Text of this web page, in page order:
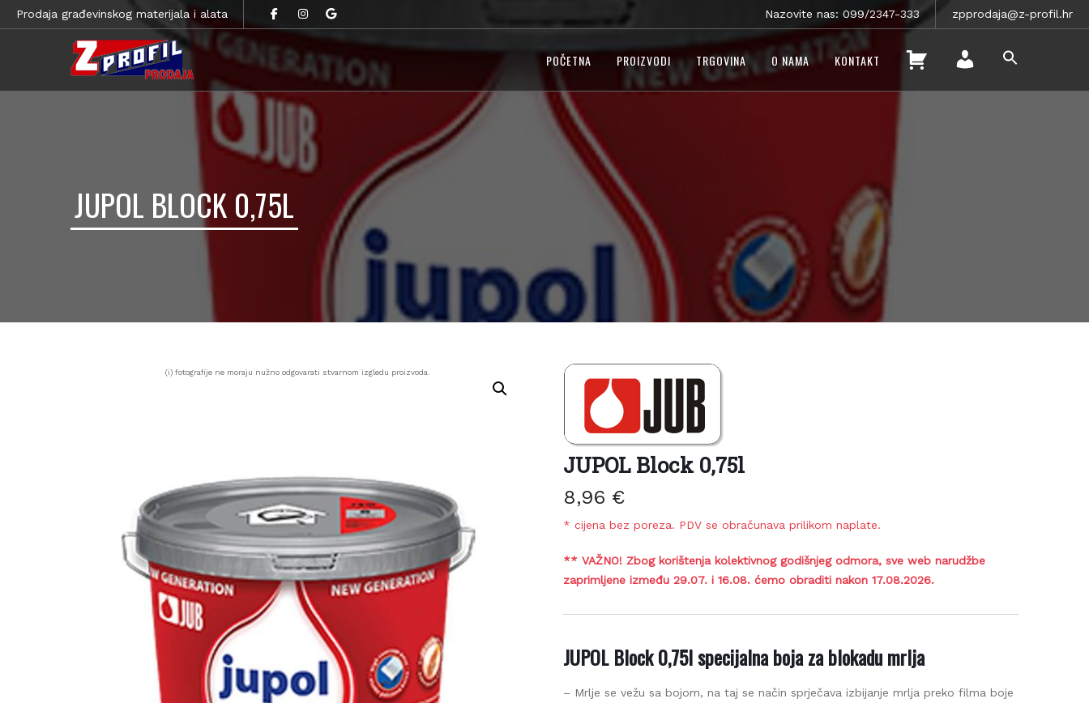
Prodaja građevinskog materijala i alata Nazovite nas: 099/2347-333 zpprodaja@z-profil.hr
POČETNA PROIZVODI TRGOVINA O NAMA KONTAKT
Š
O
JUPOL BLOCK 0,75L
(i) fotografije ne moraju nužno odgovarati stvarnom izgledu proizvoda.
JUPOL Block 0,75l
8,96 €
* cijena bez poreza. PDV se obračunava prilikom naplate.
** VAŽNO! Zbog korištenja kolektivnog godišnjeg odmora, sve web narudžbe
zaprimljene između 29.07. i 16.08. ćemo obraditi nakon 17.08.2026.
JUPOL Block 0,75l specijalna boja za blokadu mrlja
– Mrlje se vežu sa bojom, na taj se način sprječava izbijanje mrlja preko filma boje